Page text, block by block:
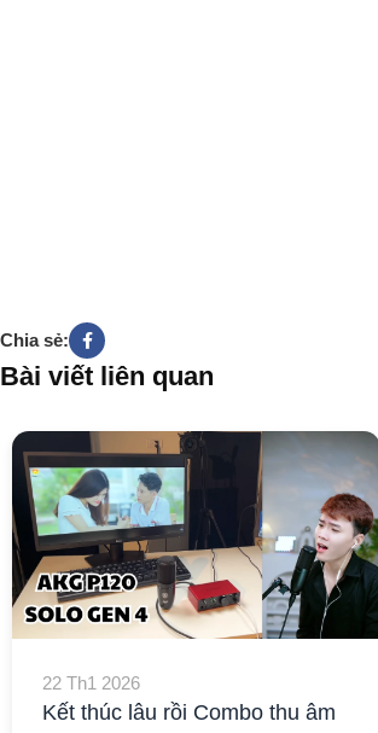
Chia sẻ:
Bài viết liên quan
22 Th1 2026
Kết thúc lâu rồi Combo thu âm